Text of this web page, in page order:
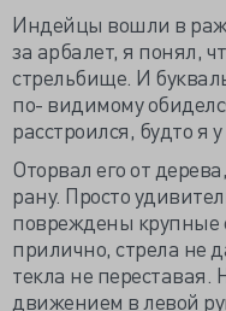
Индейцы вошли в
за арбалет, я понял,
стрельбище. И
по- видимому
расстроился, будто я
Оторвал его от
рану. Просто
повреждены крупные
прилично, стрела не
текла не переставая.
движением в левой